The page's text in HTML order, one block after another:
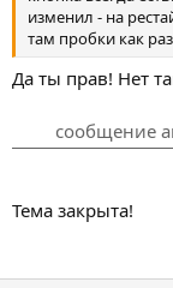
изменил - на
там пробки как
Да ты прав! Нет
сообщение
Тема закрыта!